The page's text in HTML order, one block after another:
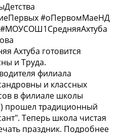
#оПервомМаеНД
#МОУСОШ1СредняяАхтуба
Ахтуба готовится
и Труда.
филиала
и классных
в филиале школы
прошел традиционный
Теперь школа чистая
праздник. Подробнее